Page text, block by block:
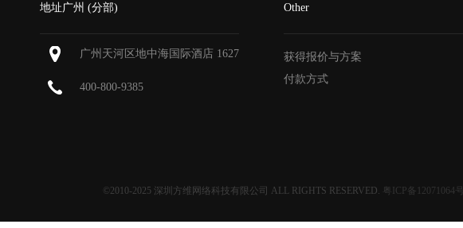
地址广州 (分部)
广州天河区地中海国际酒店 1627
400-800-9385
Other
获得报价与方案
付款方式
©2010-2025 深圳方维网络科技有限公司 ALL RIGHTS RESERVED. 粤ICP备12071064号